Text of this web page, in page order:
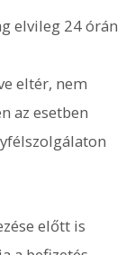
elvileg 24 órán
eltér, nem
az esetben
előtt is